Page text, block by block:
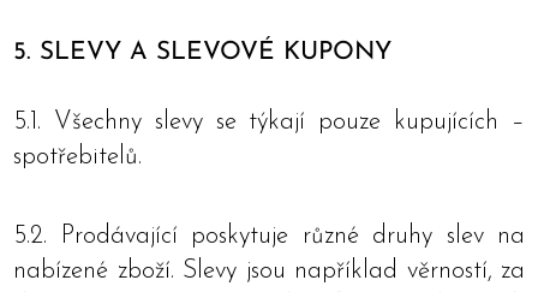
5. SLEVY A SLEVOVÉ KUPONY
5.1. Všechny slevy se týkají pouze kupujících –
spotřebitelů.
5.2. Prodávající poskytuje různé druhy slev na
nabízené zboží. Slevy jsou například věrností, za